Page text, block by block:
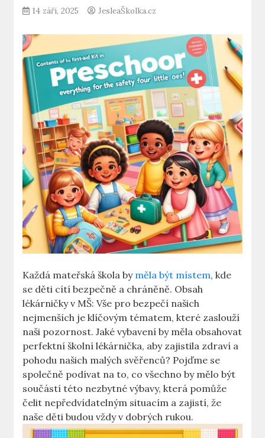
14 září, 2025 JesleaŠkolka.cz
Každá mateřská škola by měla být místem, kde
se děti cítí bezpečně a chráněně. Obsah
lékárničky v MŠ: Vše pro bezpečí našich
nejmenších je klíčovým tématem, které zaslouží
naši pozornost. Jaké vybavení by měla obsahovat
perfektní školní lékárnička, aby zajistila zdraví a
pohodu našich malých svěřenců? Pojďme se
společně podívat na to, co všechno by mělo být
součástí této nezbytné výbavy, která pomůže
čelit nepředvídatelným situacím a zajistí, že
naše děti budou vždy v dobrých rukou.